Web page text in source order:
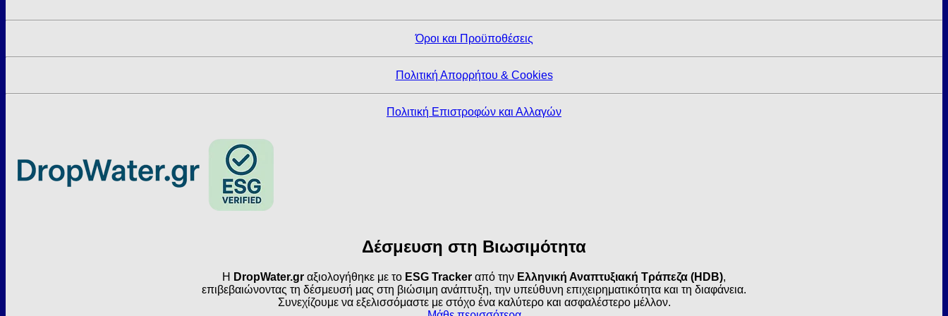
Όροι και Προϋποθέσεις
Πολιτική Απορρήτου & Cookies
Πολιτική Επιστροφών και Αλλαγών
Δέσμευση στη Βιωσιμότητα
Η DropWater.gr αξιολογήθηκε με το ESG Tracker από την Ελληνική Αναπτυξιακή Τράπεζα (HDB),
επιβεβαιώνοντας τη δέσμευσή μας στη βιώσιμη ανάπτυξη, την υπεύθυνη επιχειρηματικότητα και τη διαφάνεια.
Συνεχίζουμε να εξελισσόμαστε με στόχο ένα καλύτερο και ασφαλέστερο μέλλον.